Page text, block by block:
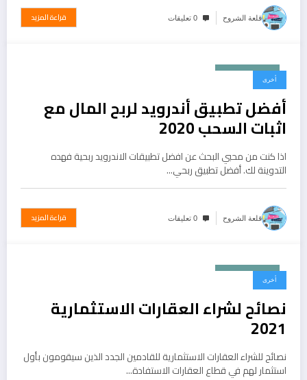
قلعة الشروح 0 تعليقات قراءة المزيد
أخرى
أفضل تطبيق أندرويد لربح المال مع
اثبات السحب 2020
اذا كنت من محبي البحث عن افضل تطبيقات الاندرويد ربحية فهده
التدوينة لك. أفضل تطبيق ربحي…
قلعة الشروح 0 تعليقات قراءة المزيد
أخرى
نصائح لشراء العقارات الاستثمارية
2021
نصائح للشراء العقارات الاستثمارية للقادمين الجدد الذين سيقومون بأول
استثمار لهم في قطاع العقارات الاستفادة…